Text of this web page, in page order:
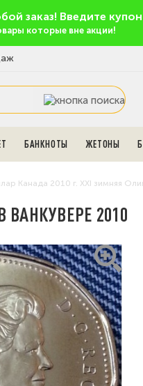
заказ! Введите купон
которые вне акции!
БАНКНОТЫ ЖЕТОНЫ
Канада 2010 г. XXI зимняя
2010